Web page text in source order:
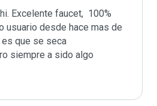
Excelente faucet,  100%
usuario desde hace mas de
es que se seca
siempre a sido algo